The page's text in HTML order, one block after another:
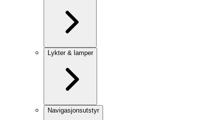
Lykter & lamper
Navigasjonsutstyr